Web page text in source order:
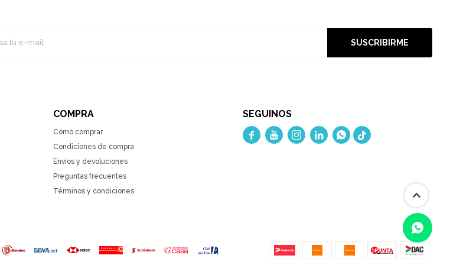
SUSCRIBIRME
COMPRA
Cómo comprar
Condiciones de compra
Envíos y devoluciones
Preguntas frecuentes
Términos y condiciones
SEGUINOS
    